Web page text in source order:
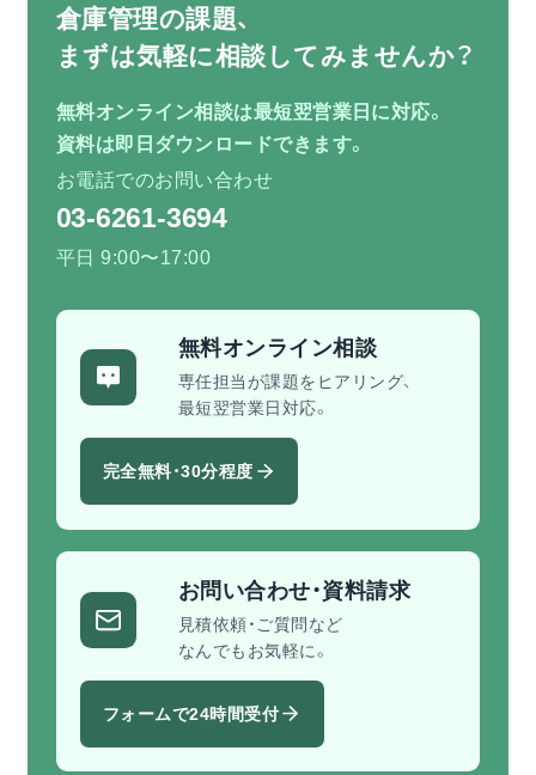
倉庫管理の課題、
まずは気軽に相談してみませんか？
無料オンライン相談は最短翌営業日に対応。
資料は即日ダウンロードできます。
お電話でのお問い合わせ
03-6261-3694
平日 9:00〜17:00
無料オンライン相談
専任担当が課題をヒアリング、
最短翌営業日対応。
完全無料・30分程度
お問い合わせ・資料請求
見積依頼・ご質問など
なんでもお気軽に。
フォームで24時間受付